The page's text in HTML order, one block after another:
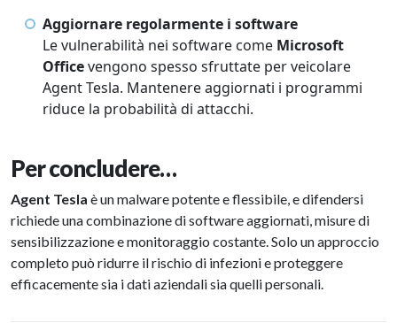
Aggiornare regolarmente i software
Le vulnerabilità nei software come Microsoft
Officevengono spesso sfruttate per veicolare
Agent Tesla. Mantenere aggiornati i programmi
riduce la probabilità di attacchi.
Per concludere…
Agent Tesla è un malware potente e flessibile, e difendersi
richiede una combinazione di software aggiornati, misure di
sensibilizzazione e monitoraggio costante. Solo un approccio
completo può ridurre il rischio di infezioni e proteggere
efficacemente sia i dati aziendali sia quelli personali.